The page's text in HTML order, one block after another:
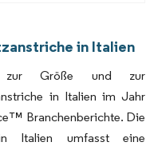
in Italien
zur Größe und zur
in Italien im Jahr
Branchenberichte. Die
Italien umfasst eine